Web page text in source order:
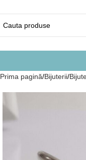
Prima pagină Bijuterii